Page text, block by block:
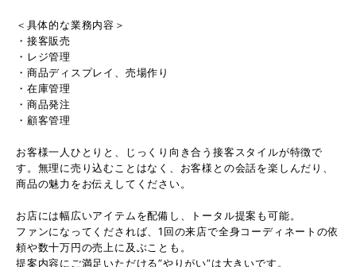
＜具体的な業務内容＞
・接客販売
・レジ管理
・商品ディスプレイ、売場作り
・在庫管理
・商品発注
・顧客管理
お客様一人ひとりと、じっくり向き合う接客スタイルが特徴で
す。無理に売り込むことはなく、お客様との会話を楽しんだり、
商品の魅力をお伝えしてください。
お店には幅広いアイテムを配備し、トータル提案も可能。
ファンになってくだされば、1回の来店で全身コーディネートの依
頼や数十万円の売上に及ぶことも。
提案内容にご満足いただける”やりがい”は大きいです。